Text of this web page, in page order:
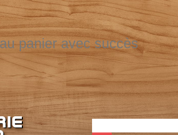
panier avec succès